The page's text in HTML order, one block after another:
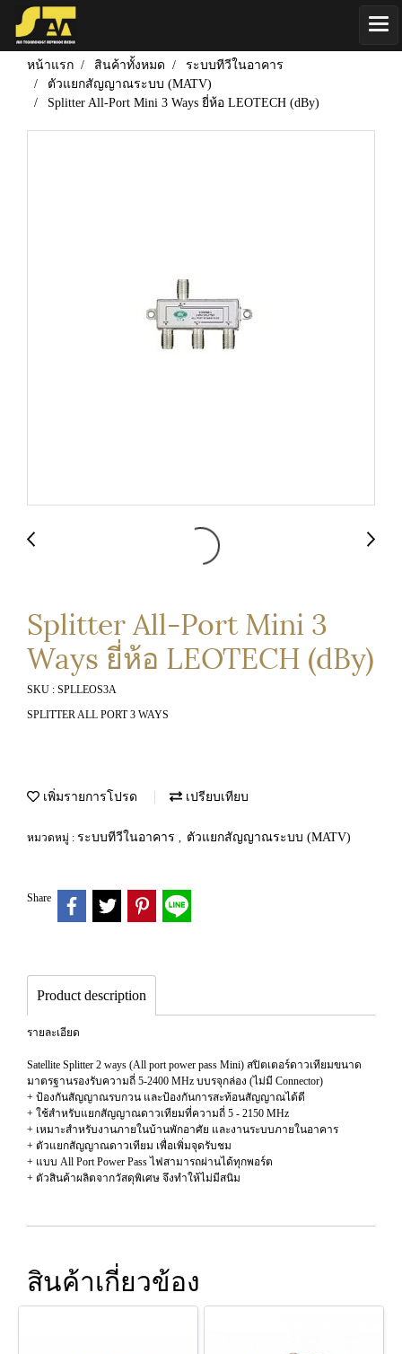
หน้าแรก สินค้าทั้งหมด
ระบบทีวีในอาคาร
ตัวแยกสัญญาณระบบ (MATV)
Splitter All-Port Mini 3 Ways ยี่ห้อ LEOTECH (dBy)
Splitter All-Port Mini 3
Ways ยี่ห้อ LEOTECH (dBy)
SKU : SPLLEOS3A
SPLITTER ALL PORT 3 WAYS
เพิ่มรายการโปรด เปรียบเทียบ
หมวดหมู่ : ระบบทีวีในอาคาร , ตัวแยกสัญญาณระบบ (MATV)
Share
Product description
รายละเอียด
Satellite Splitter 2 ways (All port power pass Mini) สปิตเตอร์ดาวเทียมขนาด
มาตรฐานรองรับความถี่ 5-2400 MHz บบรจุกล่อง (ไม่มี Connector)
+ ป้องกันสัญญาณรบกวน และป้องกันการสะท้อนสัญญาณได้ดี
+ ใช้สำหรับแยกสัญญาณดาวเทียมที่ความถี่ 5 - 2150 MHz
+ เหมาะสำหรับงานภายในบ้านพักอาศัย และงานระบบภายในอาคาร
+ ตัวแยกสัญญาณดาวเทียม เพื่อเพิ่มจุดรับชม
+ แบบ All Port Power Pass ไฟสามารถผ่านได้ทุกพอร์ต
+ ตัวสินค้าผลิตจากวัสดุพิเศษ จึงทำให้ไม่มีสนิม
สินค้าเกี่ยวข้อง